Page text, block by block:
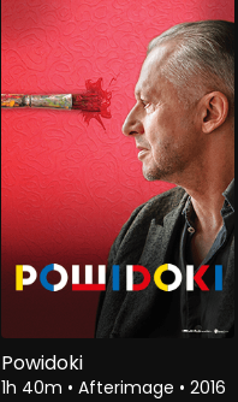
Powidoki
1h 40m • Afterimage • 2016